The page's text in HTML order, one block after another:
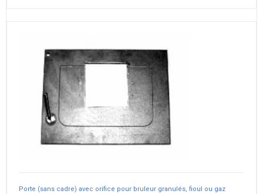
Porte (sans cadre) avec orifice pour bruleur granulés, fioul ou gaz